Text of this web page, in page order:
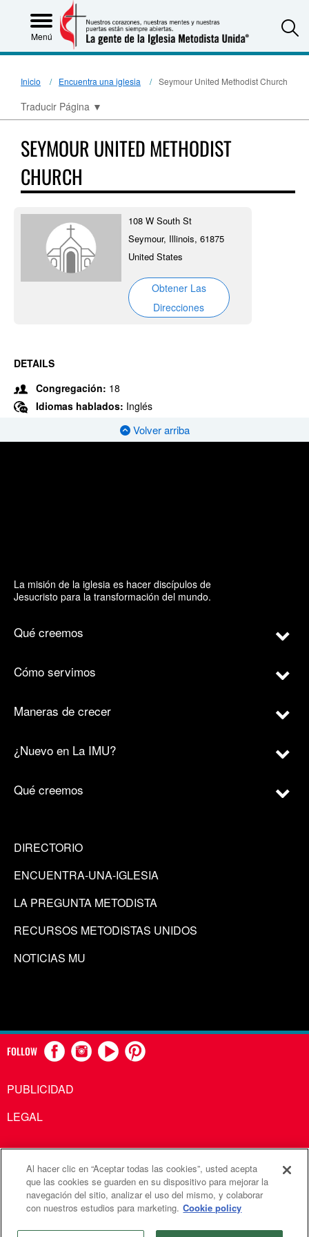
Menú
Inicio Encuentra una iglesia Seymour United Methodist Church
Traducir Página ▼
SEYMOUR UNITED METHODIST
CHURCH
108 W South St
Seymour, Illinois, 61875
United States
Obtener Las
Direcciones
DETAILS
Congregación: 18
Idiomas hablados: Inglés
Volver arriba
La misión de la iglesia es hacer discípulos de
Jesucristo para la transformación del mundo.
Qué creemos
Cómo servimos
Maneras de crecer
¿Nuevo en La IMU?
Qué creemos
DIRECTORIO
ENCUENTRA-UNA-IGLESIA
LA PREGUNTA METODISTA
RECURSOS METODISTAS UNIDOS
NOTICIAS MU
FOLLOW
PUBLICIDAD
LEGAL
Comunicaciones Metodistas Unidas es una agencia de la
Iglesia Metodista Unida
©2026Comunicaciones Metodistas Unidas. Reservados
todos los derechos
Al hacer clic en “Aceptar todas las cookies”, usted acepta
que las cookies se guarden en su dispositivo para mejorar la
navegación del sitio, analizar el uso del mismo, y colaborar
con nuestros estudios para marketing. Cookie policy